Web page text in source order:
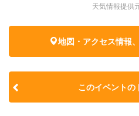
天気情報提供
地図・アクセス情報
このイベントの